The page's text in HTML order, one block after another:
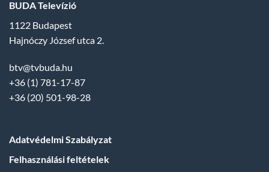
BUDA Televízió
1122 Budapest
Hajnóczy József utca 2.
btv@tvbuda.hu
+36 (1) 781-17-87
+36 (20) 501-98-28
Adatvédelmi Szabályzat
Felhasználási feltételek